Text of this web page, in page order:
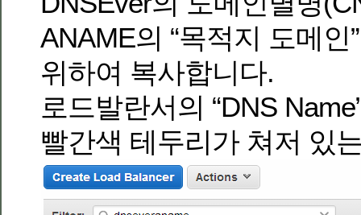
ANAME의 “목적지 도메
위하여 복사합니다.
로드발란서의 “DNS
빨간색 테두리가 쳐저 있